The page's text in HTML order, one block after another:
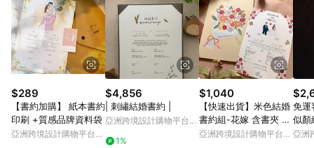
運費，攤位費等不具贈點資格。 9. LINE 購物站上之商品規格、
顏色、價位、贈品如與 Pinkoi 商品資訊頁及購物車不符，以
Pinkoi 購物商品資訊頁及購物車標示為準。 10. 點數紅包使用規
則請以點數紅包活動說明為準。 11. 若於 LINE 購物前往 Pinkoi
頁面後才首次下載 Pinkoi APP 並完成訂單，不符合導購資格；承
上，首次下載 Pinkoi APP 後，需透過 LINE 購物前往 Pinkoi 頁
面，方享導購資格。
$289
【書約加購】 紙本書約
印刷 +質感品牌資料袋
亞洲跨境設計購物平台
$4,856
亞洲跨境設計購物平台
1%
$1,040
【快速出貨】米色結婚
書約組-花嫁 含書夾 可
愛插畫 異性
亞洲跨境設計購物平台
免運
似顏
繪婚
亞洲